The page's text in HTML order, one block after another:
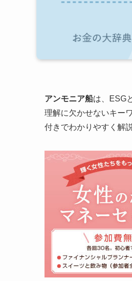
アンモニア船は、ESG
理解に欠かせないキー
付きでわかりやすく解